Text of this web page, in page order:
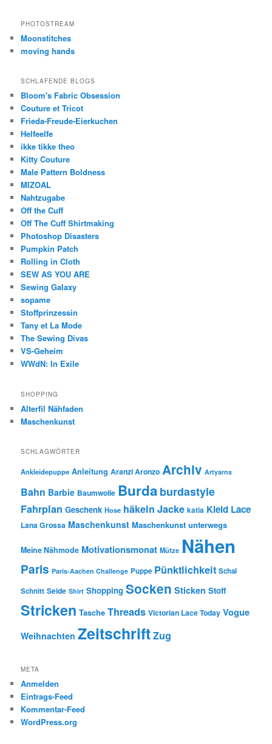
PHOTOSTREAM
Moonstitches
moving hands
SCHLAFENDE BLOGS
Bloom's Fabric Obsession
Couture et Tricot
Frieda-Freude-Eierkuchen
Helfeelfe
ikke tikke theo
Kitty Couture
Male Pattern Boldness
MIZOAL
Nahtzugabe
Off the Cuff
Off The Cuff Shirtmaking
Photoshop Disasters
Pumpkin Patch
Rolling in Cloth
SEW AS YOU ARE
Sewing Galaxy
sopame
Stoffprinzessin
Tany et La Mode
The Sewing Divas
VS-Geheim
WWdN: In Exile
SHOPPING
Alterfil Nähfaden
Maschenkunst
SCHLAGWÖRTER
Ankleidepuppe Anleitung Aranzi Aronzo Archiv Artyarns
Bahn Barbie Baumwolle Burda burdastyle
Fahrplan Geschenk Hose häkeln Jacke katia Kleid Lace
Lana Grossa Maschenkunst Maschenkunst unterwegs
Meine Nähmode Motivationsmonat Mütze Nähen
Paris Paris-Aachen Challenge Puppe Pünktlichkeit Schal
Schnitt Seide Shirt Shopping Socken Sticken Stoff
Stricken Tasche Threads Victorian Lace Today Vogue
Weihnachten ZeitschriftZug
META
Anmelden
Eintrags-Feed
Kommentar-Feed
WordPress.org